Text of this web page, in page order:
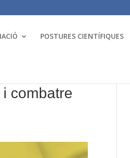
POSTURES CIENTÍFIQUES
combatre